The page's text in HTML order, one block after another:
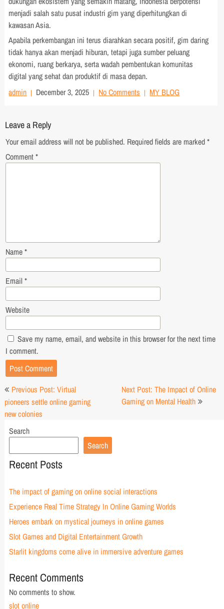
menjadi salah satu pusat industri gim yang diperhitungkan di
kawasan Asia.
Apabila perkembangan ini terus diarahkan secara positif, gim daring
tidak hanya akan menjadi hiburan, tetapi juga sumber peluang
ekonomi, ruang berkarya, serta wadah pembentukan komunitas
digital yang sehat dan produktif di masa depan.
admin
December 3, 2025 No Comments MY BLOG
Leave a Reply
Your email address will not be published. Required fields are marked*
Comment*
Name*
Email *
Website
Save my name, email, and website in this browser for the next time
I comment.
Post
navigation
Previous Post: Virtual
pioneers settle online gaming
new colonies
Next Post: The Impact of Online
Gaming on Mental Health
Search
Search
Recent Posts
The impact of gaming on online social interactions
Experience Real Time Strategy In Online Gaming Worlds
Heroes embark on mystical journeys in online games
Slot Games and Digital Entertainment Growth
Starlit kingdoms come alive in immersive adventure games
Recent Comments
No comments to show.
slot online